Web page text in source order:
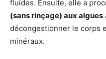
fluides. Ensuite, elle a
(sans rinçage) aux algues
décongestionner le corps
minéraux.